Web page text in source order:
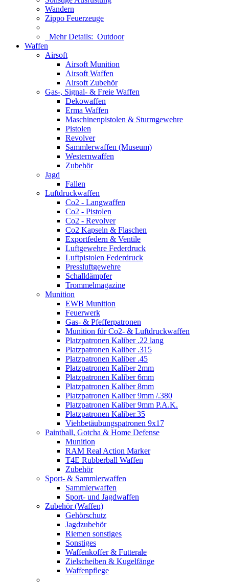
Wandern
Zippo Feuerzeuge
Mehr Details: Outdoor
Waffen
Airsoft
Airsoft Munition
Airsoft Waffen
Airsoft Zubehör
Gas-, Signal- & Freie Waffen
Dekowaffen
Erma Waffen
Maschinenpistolen & Sturmgewehre
Pistolen
Revolver
Sammlerwaffen (Museum)
Westernwaffen
Zubehör
Jagd
Fallen
Luftdruckwaffen
Co2 - Langwaffen
Co2 - Pistolen
Co2 - Revolver
Co2 Kapseln & Flaschen
Exportfedern & Ventile
Luftgewehre Federdruck
Luftpistolen Federdruck
Pressluftgewehre
Schalldämpfer
Trommelmagazine
Munition
EWB Munition
Feuerwerk
Gas- & Pfefferpatronen
Munition für Co2- & Luftdruckwaffen
Platzpatronen Kaliber .22 lang
Platzpatronen Kaliber .315
Platzpatronen Kaliber .45
Platzpatronen Kaliber 2mm
Platzpatronen Kaliber 6mm
Platzpatronen Kaliber 8mm
Platzpatronen Kaliber 9mm /.380
Platzpatronen Kaliber 9mm P.A.K.
Platzpatronen Kaliber.35
Viehbetäubungspatronen 9x17
Paintball, Gotcha & Home Defense
Munition
RAM Real Action Marker
T4E Rubberball Waffen
Zubehör
Sport- & Sammlerwaffen
Sammlerwaffen
Sport- und Jagdwaffen
Zubehör (Waffen)
Gehörschutz
Jagdzubehör
Riemen sonstiges
Sonstiges
Waffenkoffer & Futterale
Zielscheiben & Kugelfänge
Waffenpflege